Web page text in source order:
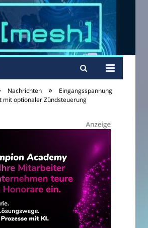
Nachrichten »
Eingangsspannung
mit optionaler Zündsteuerung